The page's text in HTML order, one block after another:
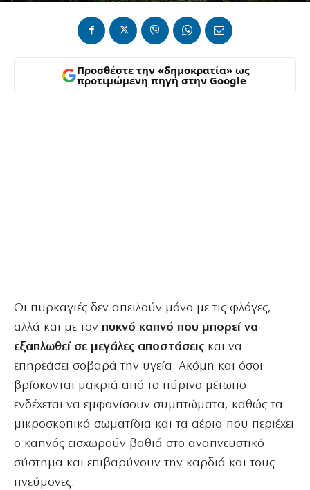
Προσθέστε την «δημοκρατία» ως
προτιμώμενη πηγή στην Google
Οι πυρκαγιές δεν απειλούν μόνο με τις φλόγες,
αλλά και με τον πυκνό καπνό που μπορεί να
εξαπλωθεί σε μεγάλες αποστάσεις και να
επηρεάσει σοβαρά την υγεία. Ακόμη και όσοι
βρίσκονται μακριά από το πύρινο μέτωπο
ενδέχεται να εμφανίσουν συμπτώματα, καθώς τα
μικροσκοπικά σωματίδια και τα αέρια που περιέχει
ο καπνός εισχωρούν βαθιά στο αναπνευστικό
σύστημα και επιβαρύνουν την καρδιά και τους
πνεύμονες.